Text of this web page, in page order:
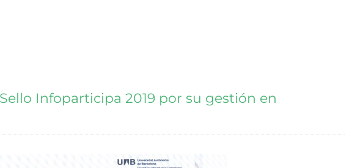
Infoparticipa 2019 por su gestión en